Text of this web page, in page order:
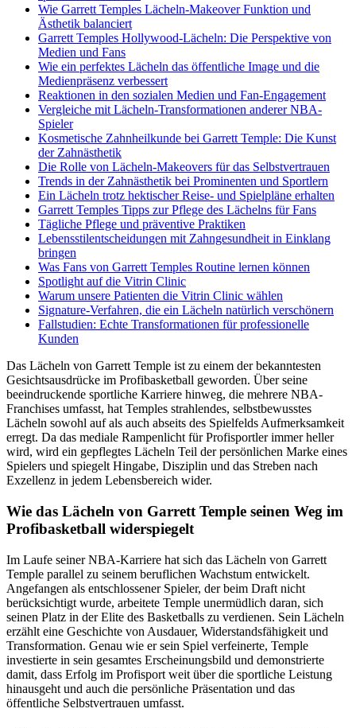
Wie Garrett Temples Lächeln-Makeover Funktion und
Ästhetik balanciert
Garrett Temples Hollywood-Lächeln: Die Perspektive von
Medien und Fans
Wie ein perfektes Lächeln das öffentliche Image und die
Medienpräsenz verbessert
Reaktionen in den sozialen Medien und Fan-Engagement
Vergleiche mit Lächeln-Transformationen anderer NBA-
Spieler
Kosmetische Zahnheilkunde bei Garrett Temple: Die Kunst
der Zahnästhetik
Die Rolle von Lächeln-Makeovers für das Selbstvertrauen
Trends in der Zahnästhetik bei Prominenten und Sportlern
Ein Lächeln trotz hektischer Reise- und Spielpläne erhalten
Garrett Temples Tipps zur Pflege des Lächelns für Fans
Tägliche Pflege und präventive Praktiken
Lebensstilentscheidungen mit Zahngesundheit in Einklang
bringen
Was Fans von Garrett Temples Routine lernen können
Spotlight auf die Vitrin Clinic
Warum unsere Patienten die Vitrin Clinic wählen
Signature-Verfahren, die ein Lächeln natürlich verschönern
Fallstudien: Echte Transformationen für professionelle
Kunden
Das Lächeln von Garrett Temple ist zu einem der bekanntesten
Gesichtsausdrücke im Profibasketball geworden. Über seine
beeindruckende sportliche Karriere hinweg, die mehrere NBA-
Franchises umfasst, hat Temples strahlendes, selbstbewusstes
Lächeln sowohl auf als auch abseits des Spielfelds Aufmerksamkeit
erregt. Da das mediale Rampenlicht für Profisportler immer heller
wird, wird ein gepflegtes Lächeln Teil der persönlichen Marke eines
Spielers und spiegelt Hingabe, Disziplin und das Streben nach
Exzellenz in jedem Lebensbereich wider.
Wie das Lächeln von Garrett Temple seinen Weg im
Profibasketball widerspiegelt
Im Laufe seiner NBA-Karriere hat sich das Lächeln von Garrett
Temple parallel zu seinem beruflichen Wachstum entwickelt.
Angefangen als entschlossener Spieler, der beim Draft nicht
berücksichtigt wurde, arbeitete Temple unermüdlich daran, sich
seinen Platz in der Elite des Basketballs zu verdienen. Sein Lächeln
erzählt eine Geschichte von Ausdauer, Widerstandsfähigkeit und
Transformation. Genau wie er sein Spiel verfeinerte, Temple
investierte in sein gesamtes Erscheinungsbild und demonstrierte
damit, dass Erfolg im Profisport weit über die sportliche Leistung
hinausgeht und auch die persönliche Präsentation und das
öffentliche Selbstvertrauen umfasst.